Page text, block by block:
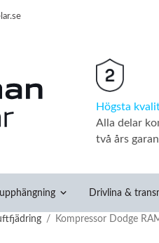
Högsta
Alla delar
två års
Drivlina &
/ Kompressor Dodge